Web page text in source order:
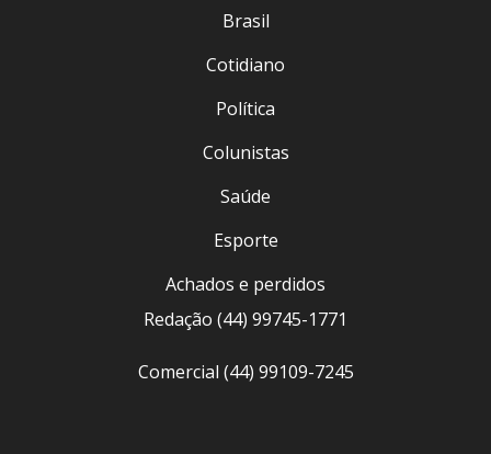
Brasil
Cotidiano
Política
Colunistas
Saúde
Esporte
Achados e perdidos
Redação (44) 99745-1771
Comercial (44) 99109-7245